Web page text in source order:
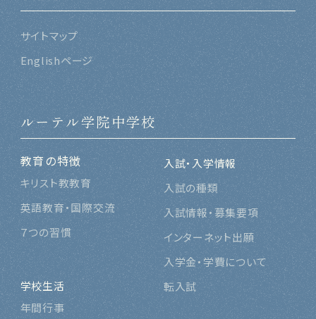
サイトマップ
Englishページ
ルーテル学院中学校
教育の特徴
キリスト教教育
英語教育・国際交流
７つの習慣
学校生活
年間行事
入試・入学情報
入試の種類
入試情報・募集要項
インターネット出願
入学金・学費について
転入試